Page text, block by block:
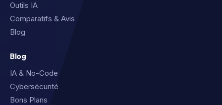
Outils IA
Comparatifs & Avis
Blog
Blog
IA & No-Code
Cybersécurité
Bons Plans